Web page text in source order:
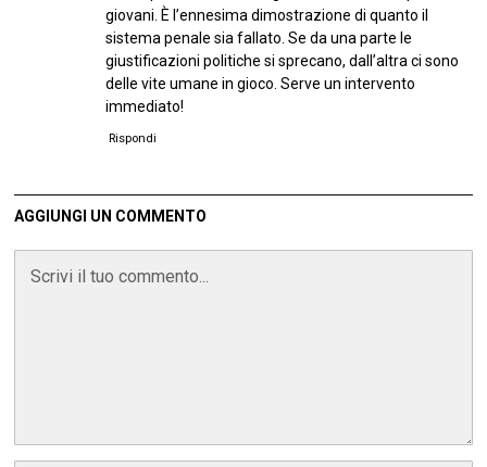
giovani. È l’ennesima dimostrazione di quanto il
sistema penale sia fallato. Se da una parte le
giustificazioni politiche si sprecano, dall’altra ci sono
delle vite umane in gioco. Serve un intervento
immediato!
Rispondi
AGGIUNGI UN COMMENTO